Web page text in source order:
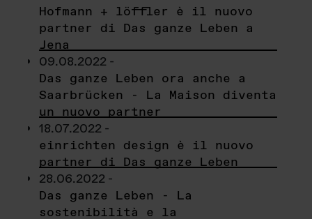
Hofmann + löffler è il nuovo
partner di Das ganze Leben a
Jena
09.08.2022 -
Das ganze Leben ora anche a
Saarbrücken - La Maison diventa
un nuovo partner
18.07.2022 -
einrichten design è il nuovo
partner di Das ganze Leben
28.06.2022 -
Das ganze Leben - La
sostenibilità e la